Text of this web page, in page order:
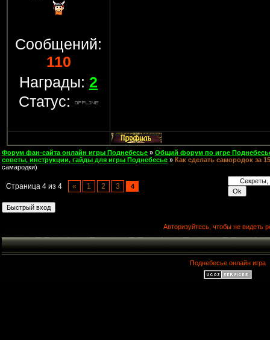
Сообщений:
110
Награды: 2
Статус:
Форум фан-сайта онлайн игры Поднебесье » Общий форум по игре
советы, инструкции, гайды для игры Поднебесье » Как сделать самородок за
самародки)
Страница 4 из 4 « 1 2 3 4
Авторизуйтесь, чтобы не видеть
Поднебесье онлайн игра